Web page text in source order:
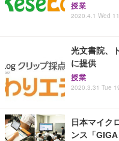
授業
2020.4.1 Wed
光文書院、
に提供
授業
2020.3.31 Tue
日本マイク
ンス「